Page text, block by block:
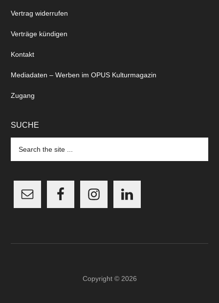
Vertrag widerrufen
Verträge kündigen
Kontakt
Mediadaten – Werben im OPUS Kulturmagazin
Zugang
SUCHE
the
Copyright © 2026